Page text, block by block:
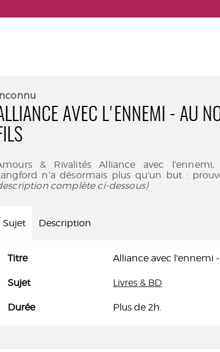
AVEC L'ENNEMI - AU
& Rivalités Alliance avec
n’a désormais plus qu’un but :
complète ci-dessous)
Sujet Description
Titre Alliance avec l'ennemi
Sujet Livres & BD
Durée Plus de 2h.